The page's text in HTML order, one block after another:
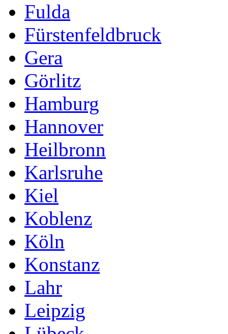
Fulda
Fürstenfeldbruck
Gera
Görlitz
Hamburg
Hannover
Heilbronn
Karlsruhe
Kiel
Koblenz
Köln
Konstanz
Lahr
Leipzig